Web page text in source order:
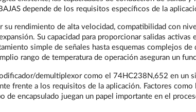
depende de los requisitos específicos de la
su rendimiento de alta velocidad, compatibilidad con
Su capacidad para proporcionar salidas activas
simple de señales hasta esquemas complejos
rango de temperatura de operación aseguran un
demultiplexor como el 74HC238N,652 en un
frente a los requisitos de la aplicación. Factores como
de encapsulado juegan un papel importante en el